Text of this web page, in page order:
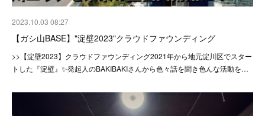
2023.10.03 08:27
【ガシ山BASE】"淀壁2023"クラウドファウンディング
>>【淀壁2023】クラウドファウンディング2021年から地元淀川区でスター
トした『淀壁』✨発起人のBAKIBAKIさんから色々話を聞き色んな活動を…